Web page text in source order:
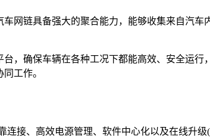
网链具备强大的聚合能力，能够收集来自汽车
，确保车辆在各种工况下都能高效、安全运行
工作。
接、高效电源管理、软件中心化以及在线升级